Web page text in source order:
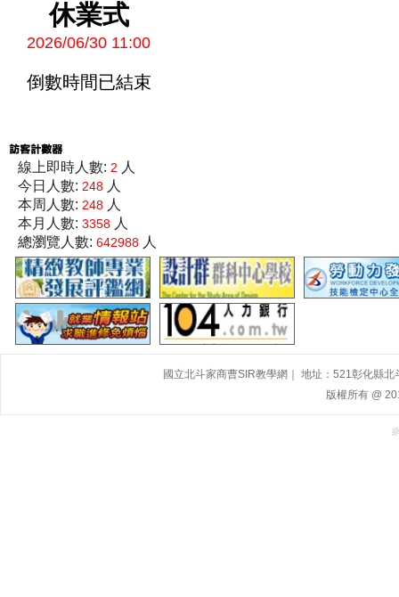
休業式
2026/06/30 11:00
倒數時間已結束
線上即時人數: 2 人
今日人數: 248 人
本周人數: 248 人
本月人數: 3358 人
總瀏覽人數: 642988 人
國立北斗家商曹SIR教學網｜ 地址：521彰化縣
版權所有 @